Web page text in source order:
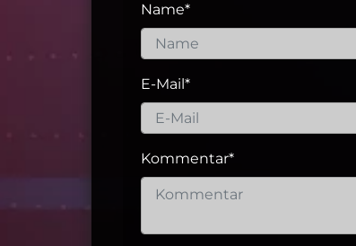
Name*
E-Mail *
Kommentar*